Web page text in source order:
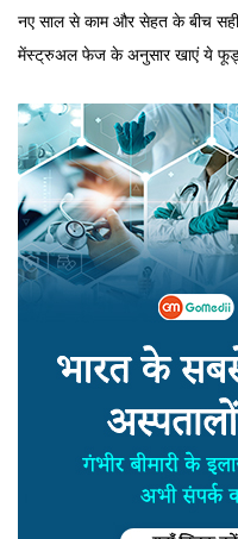
नए साल से काम और सेहत के बीच
मेंस्ट्रुअल फेज के अनुसार खाएं ये